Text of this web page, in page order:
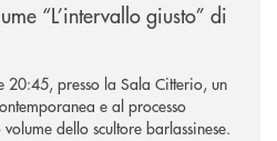
“L’intervallo giusto” di
presso la Sala Citterio, un
e al processo
dello scultore barlassinese.